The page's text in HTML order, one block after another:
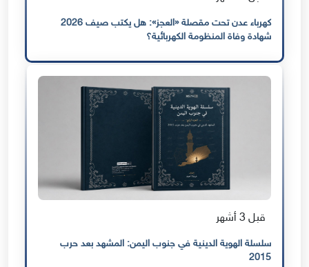
كهرباء عدن تحت مقصلة «العجز»: هل يكتب صيف 2026
شهادة وفاة المنظومة الكهربائية؟
قبل 3 أشهر
سلسلة الهوية الدينية في جنوب اليمن: المشهد بعد حرب
2015